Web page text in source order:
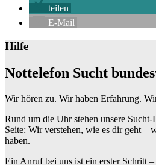
teilen
E-Mail
Hilfe
Nottelefon Sucht
Wir hören zu. Wir haben Erfahrung.
Rund um die Uhr stehen unsere
Seite: Wir verstehen, wie es dir geht –
haben.
Ein Anruf bei uns ist ein erster Schritt